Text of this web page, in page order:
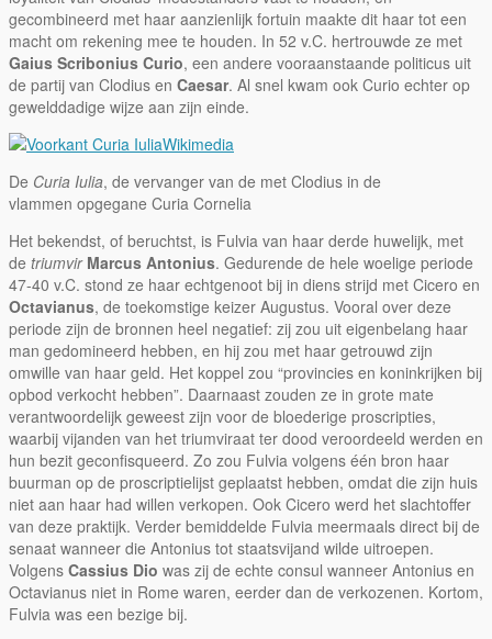
gecombineerd met haar aanzienlijk fortuin maakte dit haar tot een
macht om rekening mee te houden. In 52 v.C. hertrouwde ze met
Gaius Scribonius Curio, een andere vooraanstaande politicus uit
de partij van Clodius en Caesar. Al snel kwam ook Curio echter op
gewelddadige wijze aan zijn einde.
Wikimedia
De Curia Iulia, de vervanger van de met Clodius in de
vlammen opgegane Curia Cornelia
Het bekendst, of beruchtst, is Fulvia van haar derde huwelijk, met
de triumvir Marcus Antonius. Gedurende de hele woelige periode
47-40 v.C. stond ze haar echtgenoot bij in diens strijd met Cicero en
Octavianus, de toekomstige keizer Augustus. Vooral over deze
periode zijn de bronnen heel negatief: zij zou uit eigenbelang haar
man gedomineerd hebben, en hij zou met haar getrouwd zijn
omwille van haar geld. Het koppel zou “provincies en koninkrijken bij
opbod verkocht hebben”. Daarnaast zouden ze in grote mate
verantwoordelijk geweest zijn voor de bloederige proscripties,
waarbij vijanden van het triumviraat ter dood veroordeeld werden en
hun bezit geconfisqueerd. Zo zou Fulvia volgens één bron haar
buurman op de proscriptielijst geplaatst hebben, omdat die zijn huis
niet aan haar had willen verkopen. Ook Cicero werd het slachtoffer
van deze praktijk. Verder bemiddelde Fulvia meermaals direct bij de
senaat wanneer die Antonius tot staatsvijand wilde uitroepen.
Volgens Cassius Dio was zij de echte consul wanneer Antonius en
Octavianus niet in Rome waren, eerder dan de verkozenen. Kortom,
Fulvia was een bezige bij.